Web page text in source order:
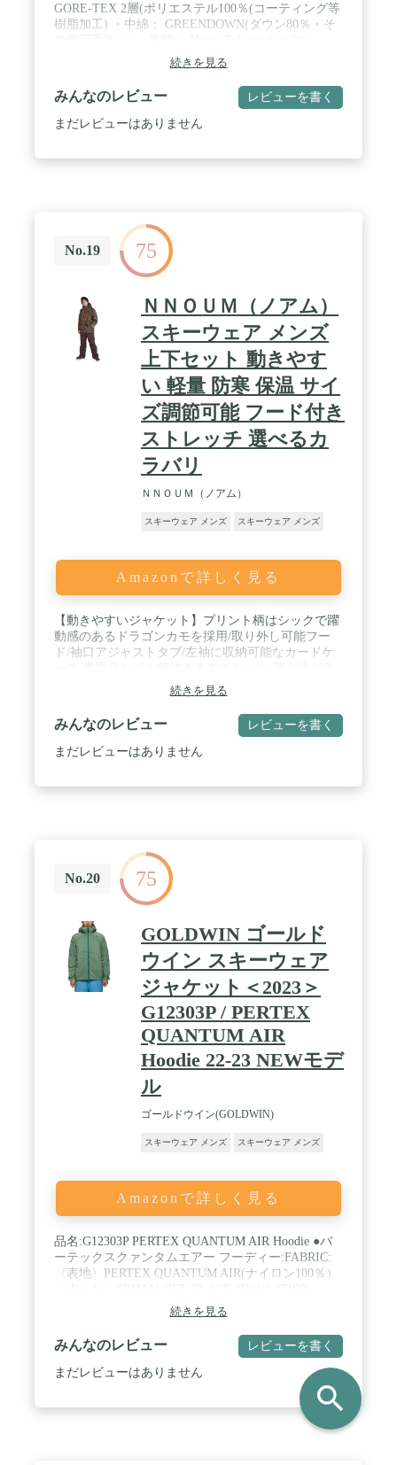
GORE-TEX 2層(ポリエステル100％(コーティング等
樹脂加工) ・中綿： GREENDOWN(ダウン80％・そ
100％) Brushed Tricot(ポリエステル100％) 20d
Chambray Taffeta(ナイロン100％) High Stretch
Fleece(ナイロン58 ％、ポリエステル38％・ポリウレ
タン4％) / WEIGHT:1,234g(Lサイズ) /
FUNCTION:GREEN MATERIAL ・REGULAR FIT ・
続きを見る
みんなのレビュー レビューを書く
まだレビューはありません
No.19 75
ＮＮＯＵＭ（ノアム）
スキーウェア メンズ
上下セット 動きやす
い 軽量 防寒 保温 サイ
ズ調節可能 フード付き
ストレッチ 選べるカ
ラバリ
ＮＮＯＵＭ（ノアム）
スキーウェア メンズ スキーウェア メンズ
Amazonで詳しく見る
【動きやすいジャケット】プリント柄はシックで躍
動感のあるドラゴンカモを採用/取り外し可能フー
ド/袖口アジャストタブ/左袖に収納可能なカードケ
く運動性も高いパターン設計/保温性の高い裏地/中
綿仕様 / 【動きやすいパンツ】後ろ裾に裾丈調節機
能/取り外し可能な肩ベルト/ウエストアジャストタ
ブ/ウエスト脇にサイズアップファスナー/運動性も
高いパターン設計/保温性の高い裏地/中綿仕様/裾に
ッキング サバイバルゲーム クロスカントリー アウ
トドア撮影 狩猟 探索
続きを見る
みんなのレビュー レビューを書く
まだレビューはありません
No.20 75
GOLDWIN ゴールド
ウイン スキーウェア
ジャケット＜2023＞
G12303P / PERTEX
QUANTUM AIR
Hoodie 22-23 NEWモデ
ル
ゴールドウイン(GOLDWIN)
スキーウェア メンズ スキーウェア メンズ
Amazonで詳しく見る
品名:G12303P PERTEX QUANTUM AIR Hoodie ●パ
ーテックスクァンタムエアー フーディー:FABRIC:
〈表地〉PERTEX QUANTUM AIR(ナイロン100％）
ECO（ポリエステル100％） 〈裏地〉PERTEX
QUANTUM AIR(ナイロン100％）、 Brushed
Tricot（ポリエステル100％） ●FUNCTION:・
GREEN MATERIAL ・PERTEX ・PRIMALOFT
BLACK INSULATION ECO ●サイズ:S,M,L,XL,XXL
●重量:427g(Lサイズ） / 品名:G12303P PERTEX
QUANTUM AIR Hoodie / パーテックスクァンタムエ
続きを見る
みんなのレビュー レビューを書く
まだレビューはありません
search